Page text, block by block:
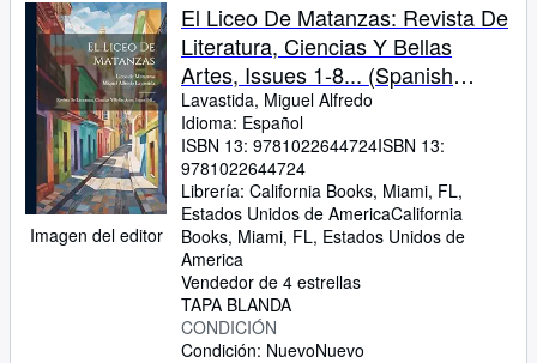
Imagen del editor
El Liceo De Matanzas: Revista De
Literatura, Ciencias Y Bellas
Artes, Issues 1-8... (Spanish
Edition)
Lavastida, Miguel Alfredo
Idioma: Español
ISBN 13: 9781022644724ISBN 13:
9781022644724
Librería: California Books, Miami, FL,
Estados Unidos de AmericaCalifornia
Books, Miami, FL, Estados Unidos de
America
Vendedor de 4 estrellas
TAPA BLANDA
CONDICIÓN
Condición: NuevoNuevo